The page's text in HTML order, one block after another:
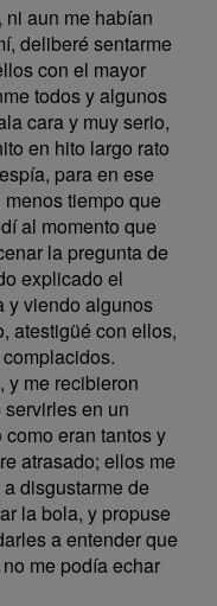
aun me habían
deliberé sentarme
con el mayor
todos y algunos
cara y muy serio,
en hito largo rato
para en ese
tiempo que
al momento que
la pregunta de
explicado el
y viendo algunos
atestigüé con ellos,
y me recibieron
en un
eran tantos y
atrasado; ellos me
disgustarme de
la bola, y propuse
a entender que
me podía echar